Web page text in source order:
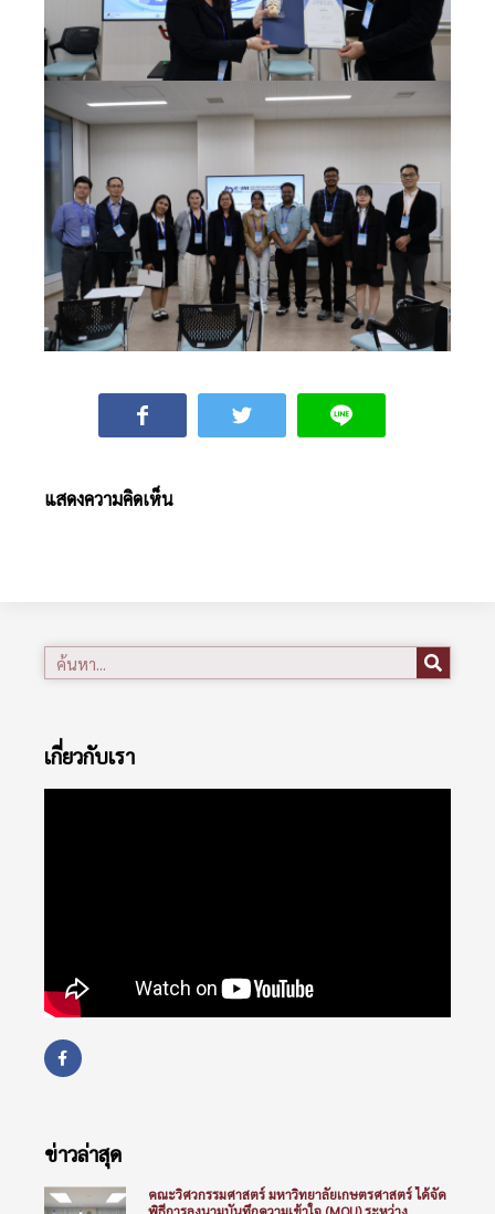
แสดงความคิดเห็น
เกี่ยวกับเรา
ข่าวล่าสุด
คณะวิศวกรรมศาสตร์ มหาวิทยาลัยเกษตรศาสตร์ ได้จัด